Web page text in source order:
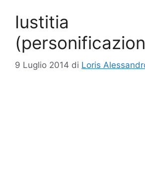
Iustitia
9 Luglio 2014 di Loris